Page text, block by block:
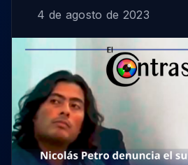
4 de agosto de 2023